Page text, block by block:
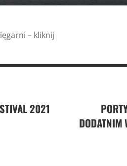
– kliknij
2021
DODATNIM